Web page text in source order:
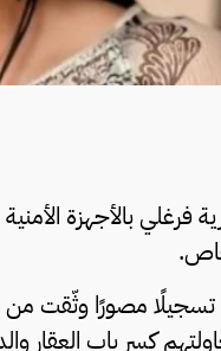
فرغلي بالأجهزة
مصورًا وثّقت من
كسر باب العقار